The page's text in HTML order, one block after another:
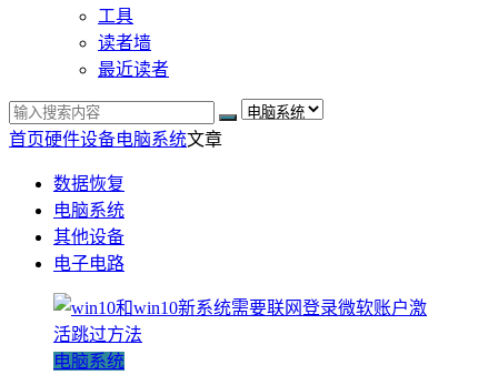
工具
读者墙
最近读者
首页硬件设备电脑系统文章
数据恢复
电脑系统
其他设备
电子电路
电脑系统